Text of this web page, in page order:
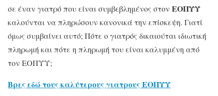
σε έναν γιατρό που είναι συμβεβλημένος στον ΕΟΠΥΥ
καλούνται να πληρώσουν κανονικά την επίσκεψη. Γιατί
όμως συμβαίνει αυτό; Πότε ο γιατρός δικαιούται ιδιωτική
πληρωμή και πότε η πληρωμή του είναι καλυμμένη από
τον ΕΟΠΥΥ;
Βρες εδώ τους καλύτερους γιατρους ΕΟΠΥΥ